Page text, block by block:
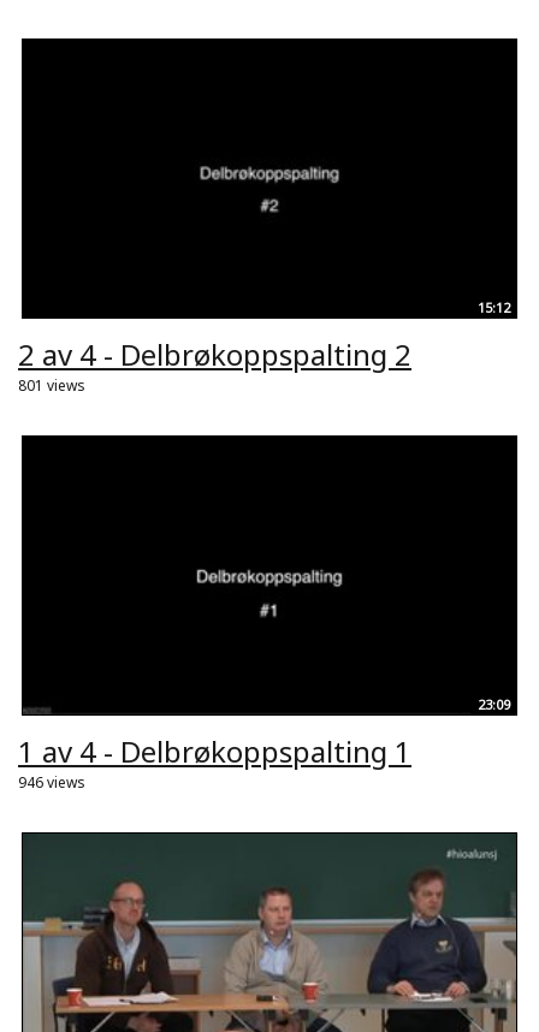
15:12
2 av 4 - Delbrøkoppspalting 2
801 views
23:09
1 av 4 - Delbrøkoppspalting 1
946 views